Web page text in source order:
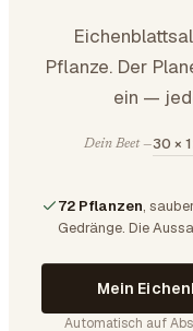
Pflanze. Der
ein —
Dein Beet —30 ×
72 Pflanzen,
Gedränge. Die
Mein
Automatisch auf